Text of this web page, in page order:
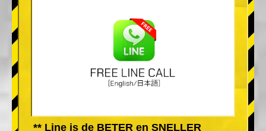
** Line is de BETER en SNELLER